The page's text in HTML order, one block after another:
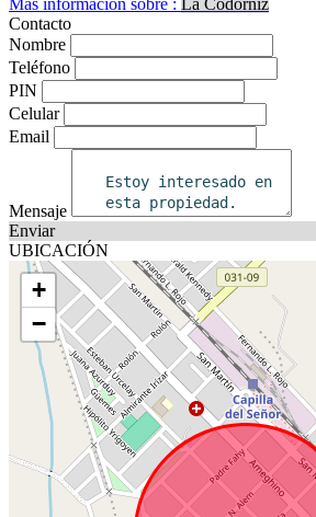
Más información sobre : La Codorníz
Contacto
Nombre
Teléfono
PIN
Celular
Email
Mensaje
Enviar
UBICACIÓN
+
−